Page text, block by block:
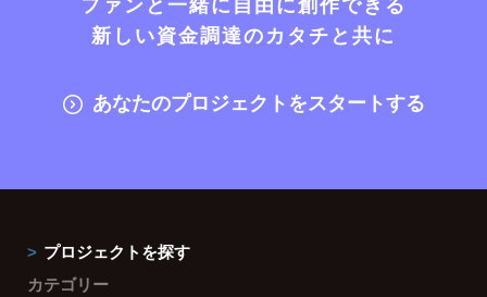
新しい資金調達のカタチと共に
あなたのプロジェクトをスタートする
プロジェクトを探す
カテゴリー